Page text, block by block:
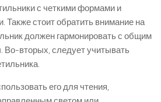
с четкими формами и
Также стоит обратить внимание на
должен гармонировать с общим
вторых, следует учитывать
его для чтения,